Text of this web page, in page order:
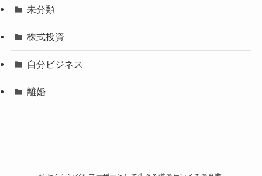
未分類
株式投資
自分ビジネス
離婚